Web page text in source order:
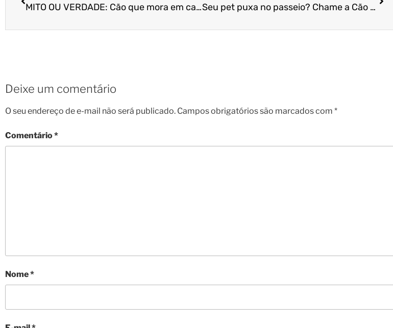
MITO OU VERDADE: Cão que mora em casa com quintal não precisa passear? Seu pet puxa no passeio? Chame a Cão Cidadão!
Deixe um comentário
O seu endereço de e-mail não será publicado. Campos obrigatórios são marcados com *
Comentário*
Nome*